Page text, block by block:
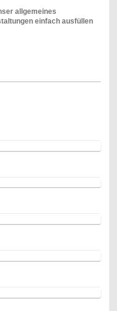
allgemeines
einfach ausfüllen